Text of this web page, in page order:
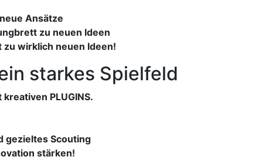
Ansätze
zu neuen Ideen
wirklich neuen Ideen!
starkes Spielfeld
PLUGINS.
gezieltes Scouting
stärken!